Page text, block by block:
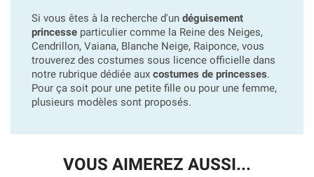
Si vous êtes à la recherche d'un déguisement
princesse particulier comme la Reine des Neiges,
Cendrillon, Vaiana, Blanche Neige, Raiponce, vous
trouverez des costumes sous licence officielle dans
notre rubrique dédiée aux costumes de princesses.
Pour ça soit pour une petite fille ou pour une femme,
plusieurs modèles sont proposés.
VOUS AIMEREZ AUSSI...